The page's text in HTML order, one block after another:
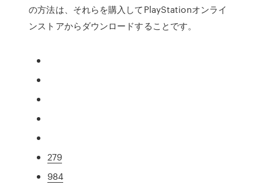
の方法は、それらを購入してPlayStationオンライ
ンストアからダウンロードすることです。
279
984